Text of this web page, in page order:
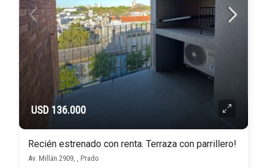
USD 136.000
Recién estrenado con renta. Terraza con parrillero!
Av. Millán 2909, , Prado